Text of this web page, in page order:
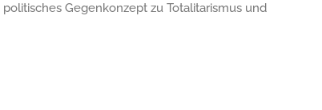
Gegenkonzept zu Totalitarismus und